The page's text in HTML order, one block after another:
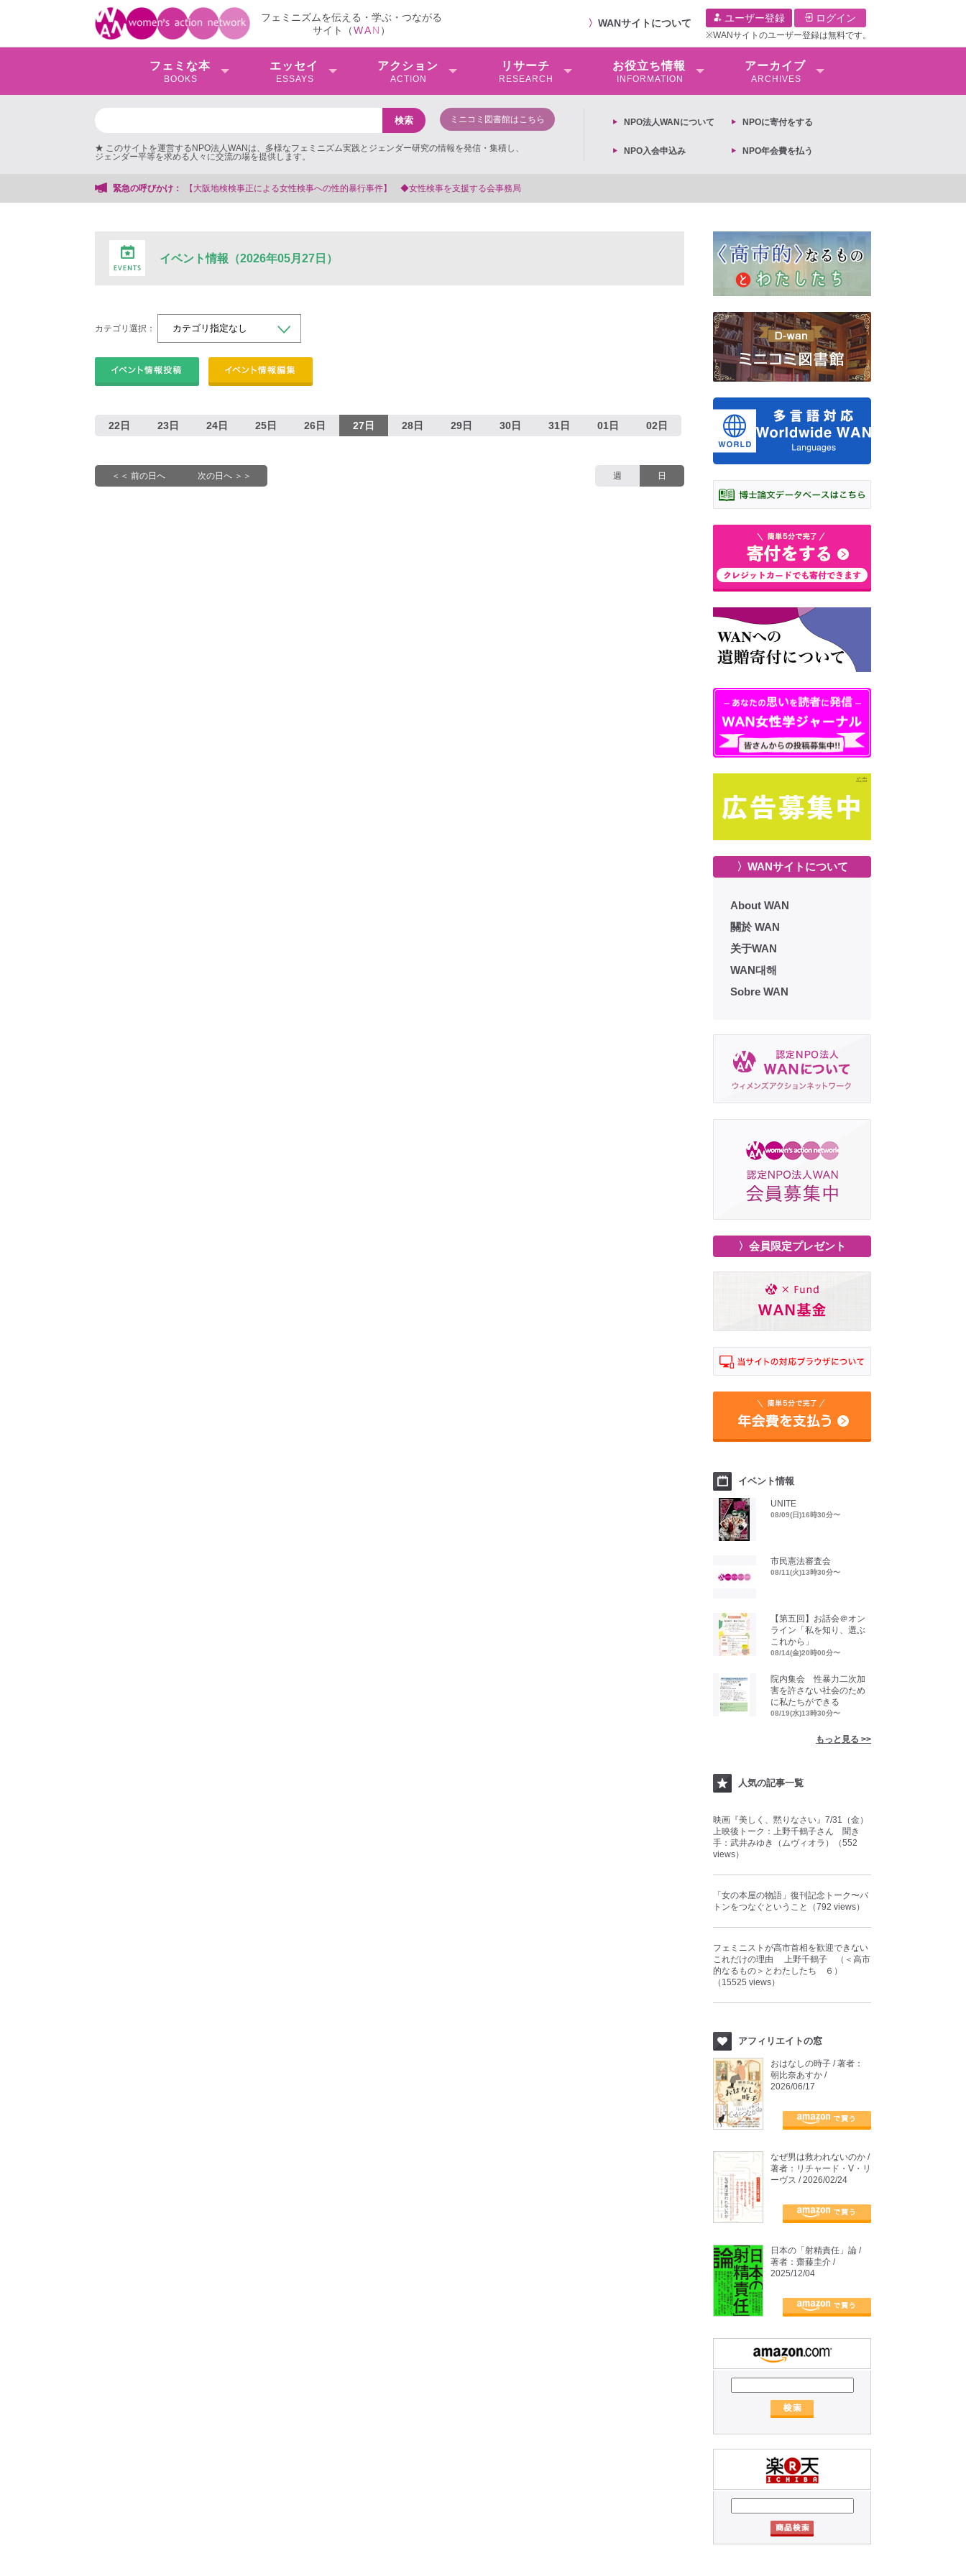
フェミニズムを伝える・学ぶ・つながる
サイト（WAN ）
〉 WANサイトについて ユーザー登録 ログイン
※WANサイトのユーザー登録は無料です。
フェミな本
BOOKS
エッセイ
ESSAYS
アクション
ACTION
リサーチ
RESEARCH
お役⽴ち情報
INFORMATION
アーカイブ
ARCHIVES
ミニコミ図書館はこちら
★ このサイトを運営するNPO法人WANは、多様なフェミニズム実践とジェンダー研究の情報を発信・集積し、
ジェンダー平等を求める人々に交流の場を提供します。
NPO法⼈WANについて NPOに寄付をする
NPO入会申込み NPO年会費を払う
緊急の呼びかけ：
【大阪地検検事正による女性検事への性的暴行事件】 ◆女性検事を支援する会事務局
イベント情報（2026年05月27日）
カテゴリ選択：
22日 23日 24日 25日 26日 27日 28日 29日 30日 31日 01日 02日
＜＜ 前の日へ 次の日へ ＞＞ 週 日
〉WANサイトについて
About WAN
關於 WAN
关于WAN
WAN대해
Sobre WAN
〉会員限定プレゼント
イベント情報
UNITE
08/09(日)16時30分〜
市民憲法審査会
08/11(火)13時30分〜
【第五回】お話会＠オン
ライン「私を知り、選ぶ
これから」
08/14(金)20時00分〜
院内集会 性暴力二次加
害を許さない社会のため
に私たちができる
08/19(水)13時30分〜
もっと見る >>
人気の記事一覧
映画『美しく、黙りなさい』7/31（金）
上映後トーク：上野千鶴子さん 聞き
手：武井みゆき（ムヴィオラ）（552
views）
「女の本屋の物語」復刊記念トーク〜バ
トンをつなぐということ（792 views）
フェミニストが高市首相を歓迎できない
これだけの理由 上野千鶴子 （＜高市
的なるもの＞とわたしたち ６）
（15525 views）
アフィリエイトの窓
おはなしの時子 / 著者：
朝比奈あすか /
2026/06/17
なぜ男は救われないのか /
著者：リチャード・V・リ
ーヴス / 2026/02/24
日本の「射精責任」論 /
著者：齋藤圭介 /
2025/12/04